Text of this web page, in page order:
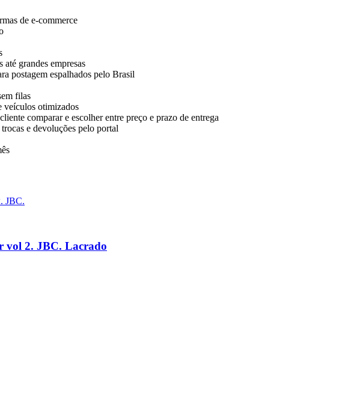
de e-commerce
grandes empresas
postagem espalhados pelo Brasil
filas
veículos otimizados
comparar e escolher entre preço e prazo de entrega
e devoluções pelo portal
vol 2. JBC. Lacrado